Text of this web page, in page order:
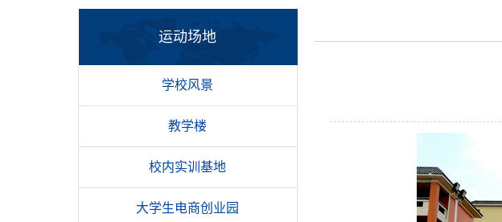
运动场地
学校风景
教学楼
校内实训基地
大学生电商创业园